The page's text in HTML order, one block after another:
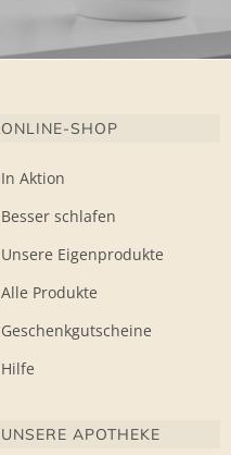
ONLINE-SHOP
In Aktion
Besser schlafen
Unsere Eigenprodukte
Alle Produkte
Geschenkgutscheine
Hilfe
UNSERE APOTHEKE